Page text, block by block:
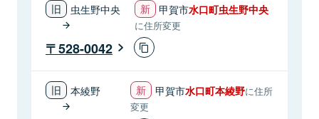
虫生野中央 甲賀市水口町虫生野中央
に住所変更
528-0042
本綾野 甲賀市水口町本綾野に住所
変更